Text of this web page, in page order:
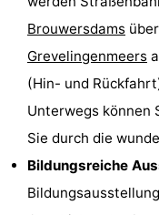
Zélande
Resort
Haamstede
Résidence
Hof
van
Haamstede
Schouwen
Schouwse
Valleien
Soeten
Haert
-
Wijde
Brouwersdams über
Grevelingenmeers
(Hin- und
Unterwegs können
Sie durch die
Bildungsreiche